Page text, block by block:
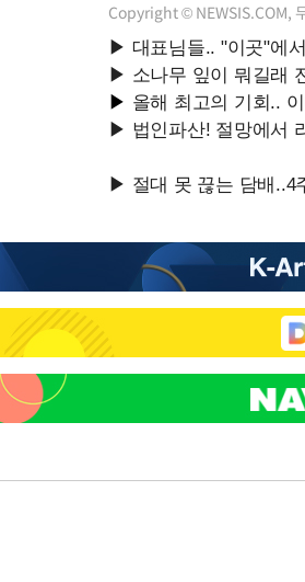
Copyright © NEWSIS.COM,